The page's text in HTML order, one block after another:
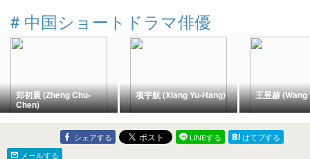
# 中国ショートドラマ俳優
郑初晨 (Zheng Chu-
Chen)
项宇航 (Xiang Yu-Hang) 王昱赫 (Wang
シェアする LINEする
はてブする
メールする